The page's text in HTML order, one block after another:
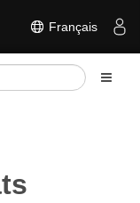
Français